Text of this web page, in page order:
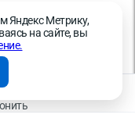
сайтом cookies и
сайта, проведения
сервиса и предоставления
и интересов.
технологии —
Яндекс Метрику,
на сайте, вы